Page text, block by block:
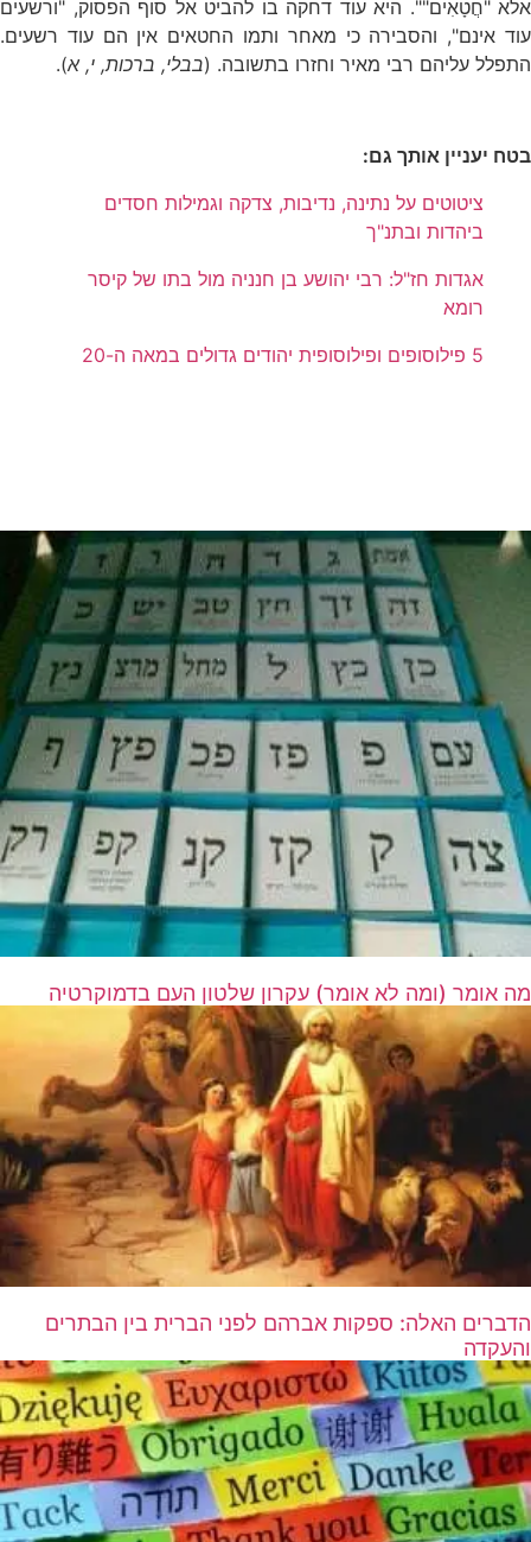
אלא "חֲטָאִים"". היא עוד דחקה בו להביט אל סוף הפסוק, "ורשעים
עוד אינם", והסבירה כי מאחר ותמו החטאים אין הם עוד רשעים.
התפלל עליהם רבי מאיר וחזרו בתשובה. (בבלי, ברכות, י, א).
בטח יעניין אותך גם:
ציטוטים על נתינה, נדיבות, צדקה וגמילות חסדים
ביהדות ובתנ"ך
אגדות חז"ל: רבי יהושע בן חנניה מול בתו של קיסר
רומא
5 פילוסופים ופילוסופית יהודים גדולים במאה ה-20
מה אומר (ומה לא אומר) עקרון שלטון העם בדמוקרטיה
הדברים האלה: ספקות אברהם לפני הברית בין הבתרים
והעקדה